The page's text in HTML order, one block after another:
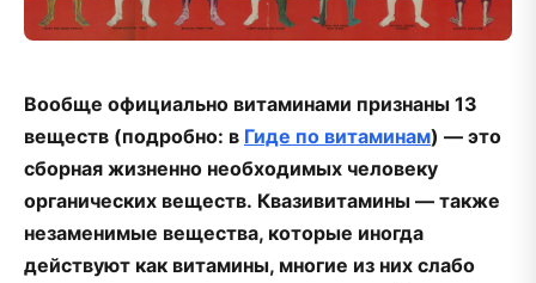
Вообще официально витаминами признаны 13
веществ (подробно: в Гиде по витаминам) — это
сборная жизненно необходимых человеку
органических веществ. Квазивитамины — также
незаменимые вещества, которые иногда
действуют как витамины, многие из них слабо